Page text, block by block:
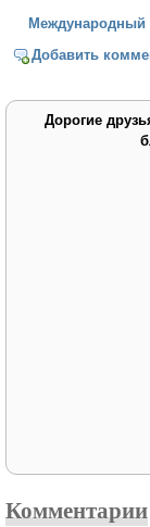
Международный
Добавить
Дорогие
Комментарии